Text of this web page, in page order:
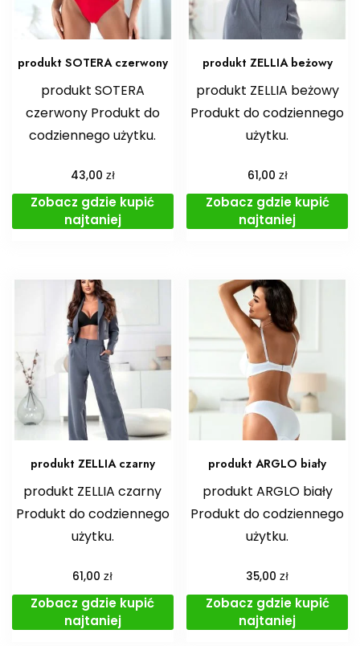
produkt SOTERA czerwony
produkt SOTERA
czerwony Produkt do
codziennego użytku.
43,00 zł
Zobacz gdzie kupić
najtaniej
produkt ZELLIA beżowy
produkt ZELLIA beżowy
Produkt do codziennego
użytku.
61,00 zł
Zobacz gdzie kupić
najtaniej
produkt ZELLIA czarny
produkt ZELLIA czarny
Produkt do codziennego
użytku.
61,00zł
Zobacz gdzie kupić
najtaniej
produkt ARGLO biały
produkt ARGLO biały
Produkt do codziennego
użytku.
35,00zł
Zobacz gdzie kupić
najtaniej